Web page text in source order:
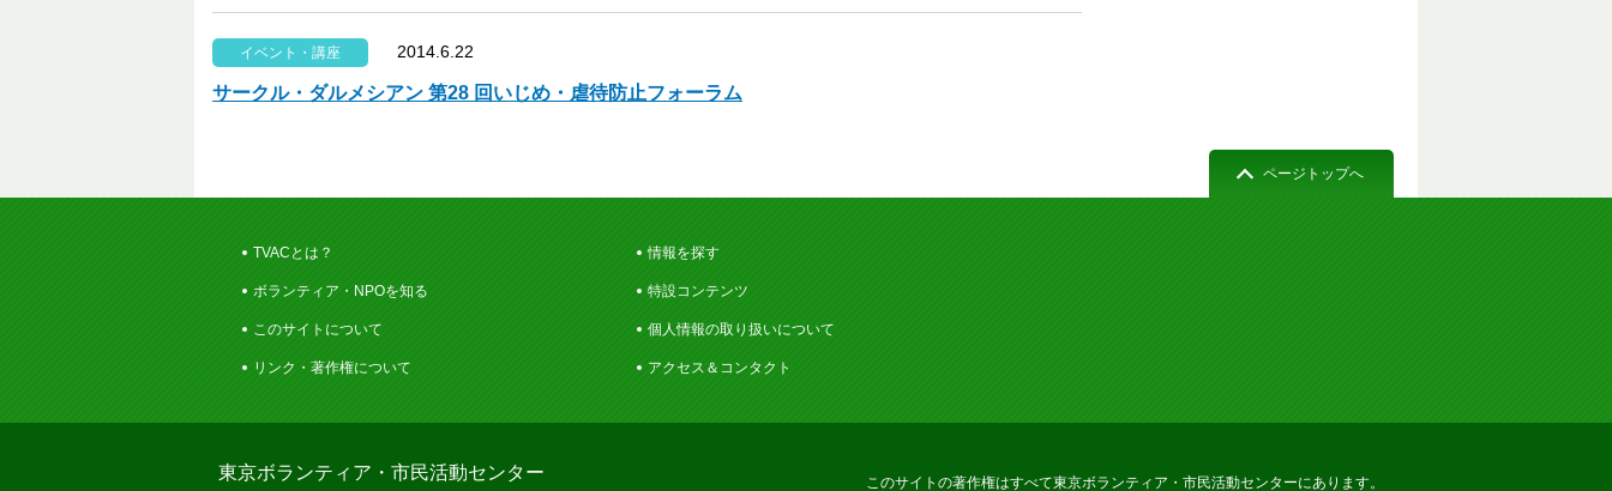
イベント・講座 2014.6.22
サークル・ダルメシアン 第28 回いじめ・虐待防止フォーラム
TVACとは？ 情報を探す
ボランティア・NPOを知る 特設コンテンツ
このサイトについて 個人情報の取り扱いについて
リンク・著作権について アクセス＆コンタクト
ページトップへ
東京ボランティア・市民活動センター このサイトの著作権はすべて東京ボランティア・市民活動センターにあります。